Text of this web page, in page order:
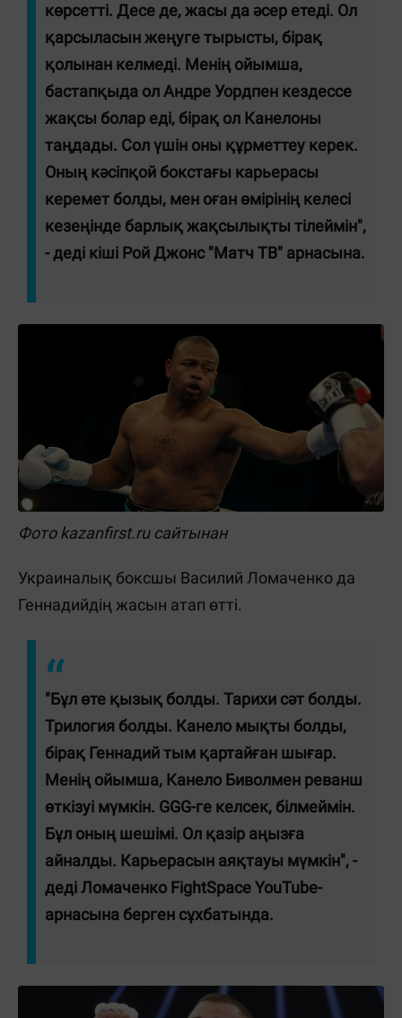
көрсетті. Десе де, жасы да әсер етеді. Ол
қарсыласын жеңуге тырысты, бірақ
қолынан келмеді. Менің ойымша,
бастапқыда ол Андре Уордпен кездессе
жақсы болар еді, бірақ ол Канелоны
таңдады. Сол үшін оны құрметтеу керек.
Оның кәсіпқой бокстағы карьерасы
керемет болды, мен оған өмірінің келесі
кезеңінде барлық жақсылықты тілеймін",
- деді кіші Рой Джонс "Матч ТВ" арнасына.
Фото kazanfirst.ru сайтынан
Украиналық боксшы Василий Ломаченко да
Геннадийдің жасын атап өтті.
"Бұл өте қызық болды. Тарихи сәт болды.
Трилогия болды. Канело мықты болды,
бірақ Геннадий тым қартайған шығар.
Менің ойымша, Канело Биволмен реванш
өткізуі мүмкін. GGG-ге келсек, білмеймін.
Бұл оның шешімі. Ол қазір аңызға
айналды. Карьерасын аяқтауы мүмкін", -
деді Ломаченко FightSpace YouTube-
арнасына берген сұхбатында.